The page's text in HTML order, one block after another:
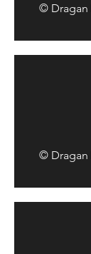
© Dragan
© Dragan